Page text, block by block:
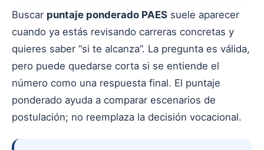
Buscar puntaje ponderado PAES suele aparecer
cuando ya estás revisando carreras concretas y
quieres saber “si te alcanza”. La pregunta es válida,
pero puede quedarse corta si se entiende el
número como una respuesta final. El puntaje
ponderado ayuda a comparar escenarios de
postulación; no reemplaza la decisión vocacional.